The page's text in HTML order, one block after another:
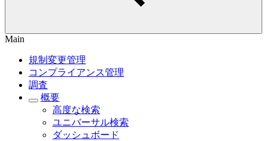
Main
規制変更管理
コンプライアンス管理
調査
概要
高度な検索
ユニバーサル検索
ダッシュボード